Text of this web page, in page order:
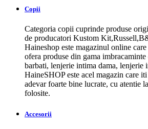
Copii
Categoria copii cuprinde produse
de producatori Kustom
Haineshop este magazinul online
ofera produse din gama
barbati, lenjerie intima dama, lenjerie
HaineSHOP este acel magazin care
adevar foarte bine lucrate, cu atentie
folosite.
Accesorii